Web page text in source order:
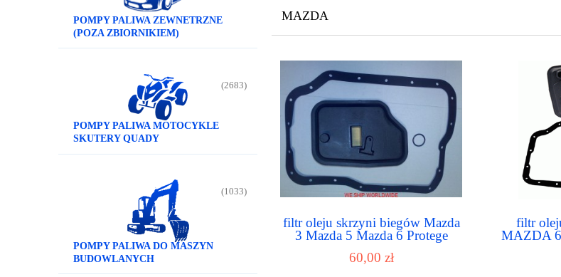
POMPY PALIWA ZEWNETRZNE
(POZA ZBIORNIKIEM)
POMPY PALIWA MOTOCYKLE
SKUTERY QUADY
(2683)
POMPY PALIWA DO MASZYN
BUDOWLANYCH
(1033)
MAZDA
filtr oleju skrzyni biegów Mazda
3 Mazda 5 Mazda 6 Protege
60,00 zł
filtr
MAZDA